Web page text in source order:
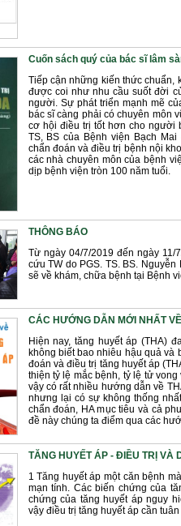
Cuốn sách quý của bác sĩ lâm
Tiếp cận những kiến thức chuẩn,
được coi như nhu cầu suốt đời
người. Sự phát triển mạnh mẽ
bác sĩ càng phải có chuyên môn
cơ hội điều trị tốt hơn cho người
TS, BS của Bệnh viện Bạch
chẩn đoán và điều trị bệnh nội
các nhà chuyên môn của bệnh
dịp bệnh viện tròn 100 năm tuổi.
THÔNG BÁO
Từ ngày 04/7/2019 đến ngày
cứu TW do PGS. TS. BS.
sẽ về khám, chữa bệnh tại Bệnh
CÁC HƯỚNG DẪN MỚI NHẤT
Hiện nay, tăng huyết áp (THA)
không biết bao nhiêu hậu quả và
đoán và điều trị tăng huyết áp
thiện tỷ lệ mắc bệnh, tỷ lệ tử
vậy có rất nhiều hướng dẫn về
nhưng lại có sự không thống
chẩn đoán, HA mục tiêu và cả
đề này chúng ta điểm qua các
TĂNG HUYẾT ÁP - ĐIỀU TRỊ VÀ
1 Tăng huyết áp một căn bệnh
mạn tính. Các biến chứng của
chứng của tăng huyết áp nguy
vậy điều trị tăng huyết áp cần